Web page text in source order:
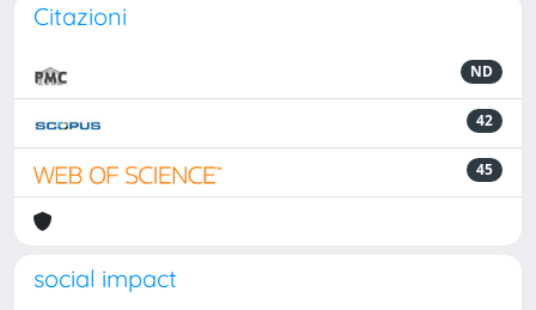
Citazioni
ND
42
45
social impact